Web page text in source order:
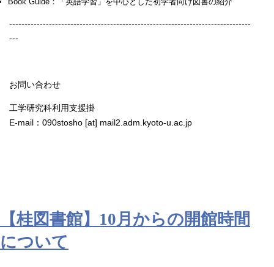
-------------------------------------------------------------------------------
---
お問い合わせ
工学研究科利用支援掛
E-mail：090stosho [at] mail2.adm.kyoto-u.ac.jp
【桂図書館】10月からの開館時間
について